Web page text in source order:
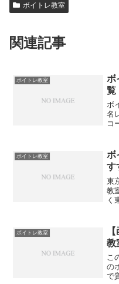
ボイトレ教室
関連記事
ボイトレ教室
ボ
覧
ボ
名
コ
ク
サ
ボイトレ教室
ボ
す
東
教
く
料
ボイトレ教室
教
こ
の
で